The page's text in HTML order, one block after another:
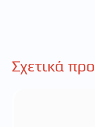
Σχετικά